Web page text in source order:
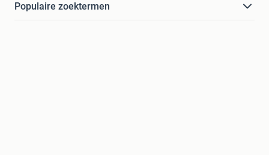
Populaire zoektermen